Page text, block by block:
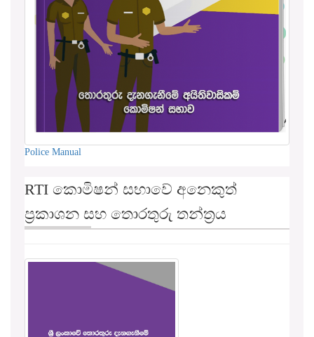
Police Manual
RTI කොමිෂන් සභාවේ අනෙකුත්
ප්‍රකාශන සහ තොරතුරු තන්ත්‍රය